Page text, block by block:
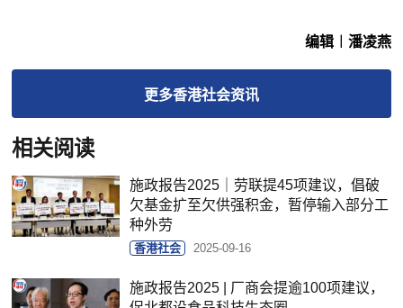
编辑︱潘凌燕
更多香港社会资讯
相关阅读
施政报告2025｜劳联提45项建议，倡破
欠基金扩至欠供强积金，暂停输入部分工
种外劳
香港社会 2025-09-16
施政报告2025 | 厂商会提逾100项建议，